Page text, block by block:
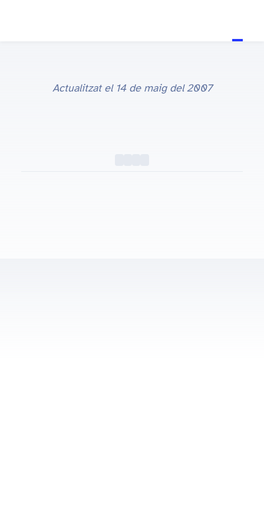
Actualitzat el 14 de maig del 2007